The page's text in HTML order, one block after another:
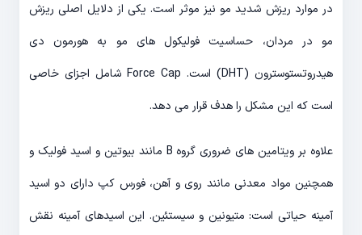
در موارد ریزش شدید مو نیز موثر است. یکی از دلایل اصلی ریزش
مو در مردان، حساسیت فولیکول های مو به هورمون دی
هیدروتستوسترون (DHT) است. Force Cap شامل اجزای خاصی
است که این مشکل را هدف قرار می دهد.
علاوه بر ویتامین های ضروری گروه B مانند بیوتین و اسید فولیک و
همچنین مواد معدنی مانند روی و آهن، فورس کپ دارای دو اسید
آمینه حیاتی است: متیونین و سیستئین. این اسیدهای آمینه نقش